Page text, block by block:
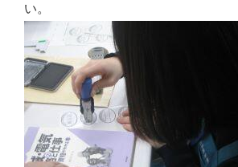
い。